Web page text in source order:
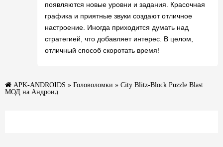
появляются новые уровни и задания. Красочная
графика и приятные звуки создают отличное
настроение. Иногда приходится думать над
стратегией, что добавляет интерес. В целом,
отличный способ скоротать время!
APK-ANDROIDS » Головоломки » City Blitz-Block Puzzle Blast
МОД на Андроид